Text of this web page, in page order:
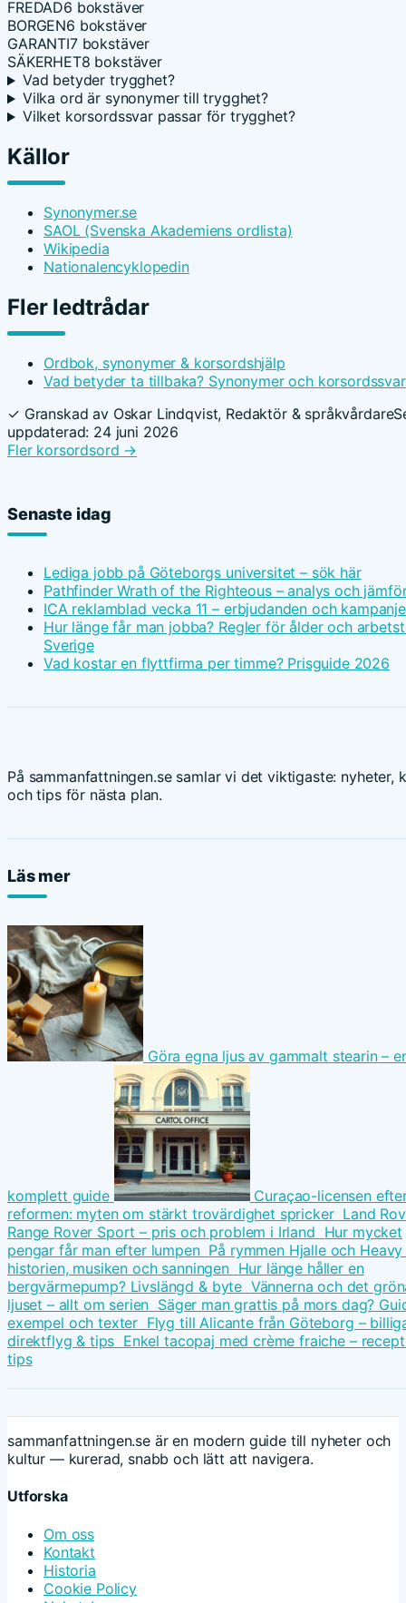
FREDAD6 bokstäver
BORGEN6 bokstäver
GARANTI7 bokstäver
SÄKERHET8 bokstäver
Vad betyder trygghet?
Vilka ord är synonymer till trygghet?
Vilket korsordssvar passar för trygghet?
Källor
Synonymer.se
SAOL (Svenska Akademiens ordlista)
Wikipedia
Nationalencyklopedin
Fler ledtrådar
Ordbok, synonymer & korsordshjälp
Vad betyder ta tillbaka? Synonymer och korsordssvar
✓ Granskad av Oskar Lindqvist, Redaktör & språkvårdare
uppdaterad: 24 juni 2026
Fler korsordsord →
Senaste idag
Lediga jobb på Göteborgs universitet – sök här
Pathfinder Wrath of the Righteous – analys och
ICA reklamblad vecka 11 – erbjudanden och
Hur länge får man jobba? Regler för ålder och
Sverige
Vad kostar en flyttfirma per timme? Prisguide 2026
På sammanfattningen.se samlar vi det viktigaste: nyheter,
och tips för nästa plan.
Läs mer
Göra egna ljus av gammalt stearin –
komplett guide
Curaçao-licensen
reformen: myten om stärkt trovärdighet spricker Land
Range Rover Sport – pris och problem i Irland Hur mycket
pengar får man efter lumpen På rymmen Hjalle och Heavy
historien, musiken och sanningen Hur länge håller en
bergvärmepump? Livslängd & byte Vännerna och det
ljuset – allt om serien Säger man grattis på mors dag?
exempel och texter Flyg till Alicante från Göteborg –
direktflyg & tips Enkel tacopaj med crème fraiche –
tips
sammanfattningen.se är en modern guide till nyheter och
kultur — kurerad, snabb och lätt att navigera.
Utforska
Om oss
Kontakt
Historia
Cookie Policy